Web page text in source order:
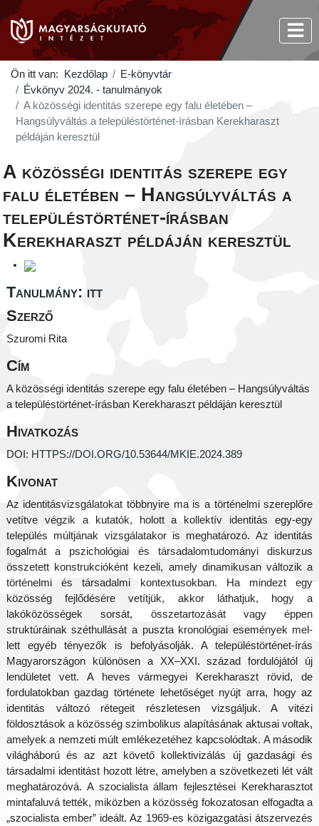
Ön itt van: Kezdőlap
E-könyvtár
Évkönyv 2024. - tanulmányok
A közösségi identitás szerepe egy falu életében –
Hangsúlyváltás a településtörténet-írásban Kerekharaszt
példáján keresztül
A közösségi identitás szerepe egy
falu életében – Hangsúlyváltás a
településtörténet-írásban
Kerekharaszt példáján keresztül
Tanulmány: itt
Szerző
Szuromi Rita
Cím
A közösségi identitás szerepe egy falu életében – Hangsúlyváltás
a településtörténet-írásban Kerekharaszt példáján keresztül
Hivatkozás
DOI: HTTPS://DOI.ORG/10.53644/MKIE.2024.389
Kivonat
Az identitásvizsgálatokat többnyire ma is a történelmi szereplőre
vetítve végzik a kutatók, holott a kollektív identitás egy-egy
település múltjának vizsgálatakor is meghatározó. Az identitás
fogalmát a pszichológiai és társadalomtudományi diskurzus
összetett konstrukcióként kezeli, amely dinamikusan változik a
történelmi és társadalmi kontextusokban. Ha mindezt egy
közösség fejlődésére vetítjük, akkor láthatjuk, hogy a
lakóközösségek sorsát, összetartozását vagy éppen
struktúráinak széthullását a puszta kronológiai események mel-
lett egyéb tényezők is befolyásolják. A településtörténet-írás
Magyarországon különösen a XX–XXI. század fordulójától új
lendületet vett. A heves vármegyei Kerekharaszt rövid, de
fordulatokban gazdag története lehetőséget nyújt arra, hogy az
identitás változó rétegeit részletesen vizsgáljuk. A vitézi
földosztások a közösség szimbolikus alapításának aktusai voltak,
amelyek a nemzeti múlt emlékezetéhez kapcsolódtak. A második
világháború és az azt követő kollektivizálás új gazdasági és
társadalmi identitást hozott létre, amelyben a szövetkezeti lét vált
meghatározóvá. A szocialista állam fejlesztései Kerekharasztot
mintafaluvá tették, miközben a közösség fokozatosan elfogadta a
„szocialista ember” ideált. Az 1969-es közigazgatási átszervezés